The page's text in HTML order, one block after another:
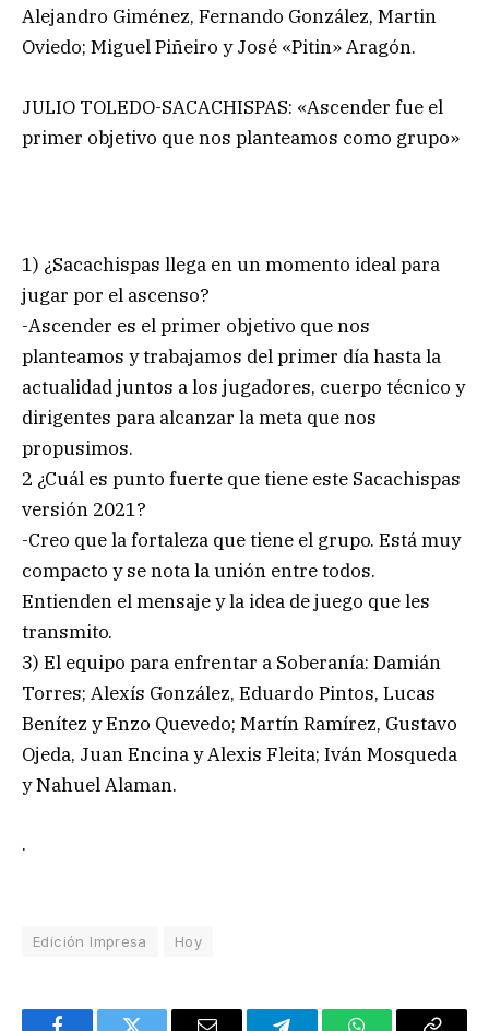
Alejandro Giménez, Fernando González, Martin
Oviedo; Miguel Piñeiro y José «Pitin» Aragón.
JULIO TOLEDO-SACACHISPAS: «Ascender fue el
primer objetivo que nos planteamos como grupo»
1) ¿Sacachispas llega en un momento ideal para
jugar por el ascenso?
-Ascender es el primer objetivo que nos
planteamos y trabajamos del primer día hasta la
actualidad juntos a los jugadores, cuerpo técnico y
dirigentes para alcanzar la meta que nos
propusimos.
2 ¿Cuál es punto fuerte que tiene este Sacachispas
versión 2021?
-Creo que la fortaleza que tiene el grupo. Está muy
compacto y se nota la unión entre todos.
Entienden el mensaje y la idea de juego que les
transmito.
3) El equipo para enfrentar a Soberanía: Damián
Torres; Alexís González, Eduardo Pintos, Lucas
Benítez y Enzo Quevedo; Martín Ramírez, Gustavo
Ojeda, Juan Encina y Alexis Fleita; Iván Mosqueda
y Nahuel Alaman.
.
Edición Impresa Hoy